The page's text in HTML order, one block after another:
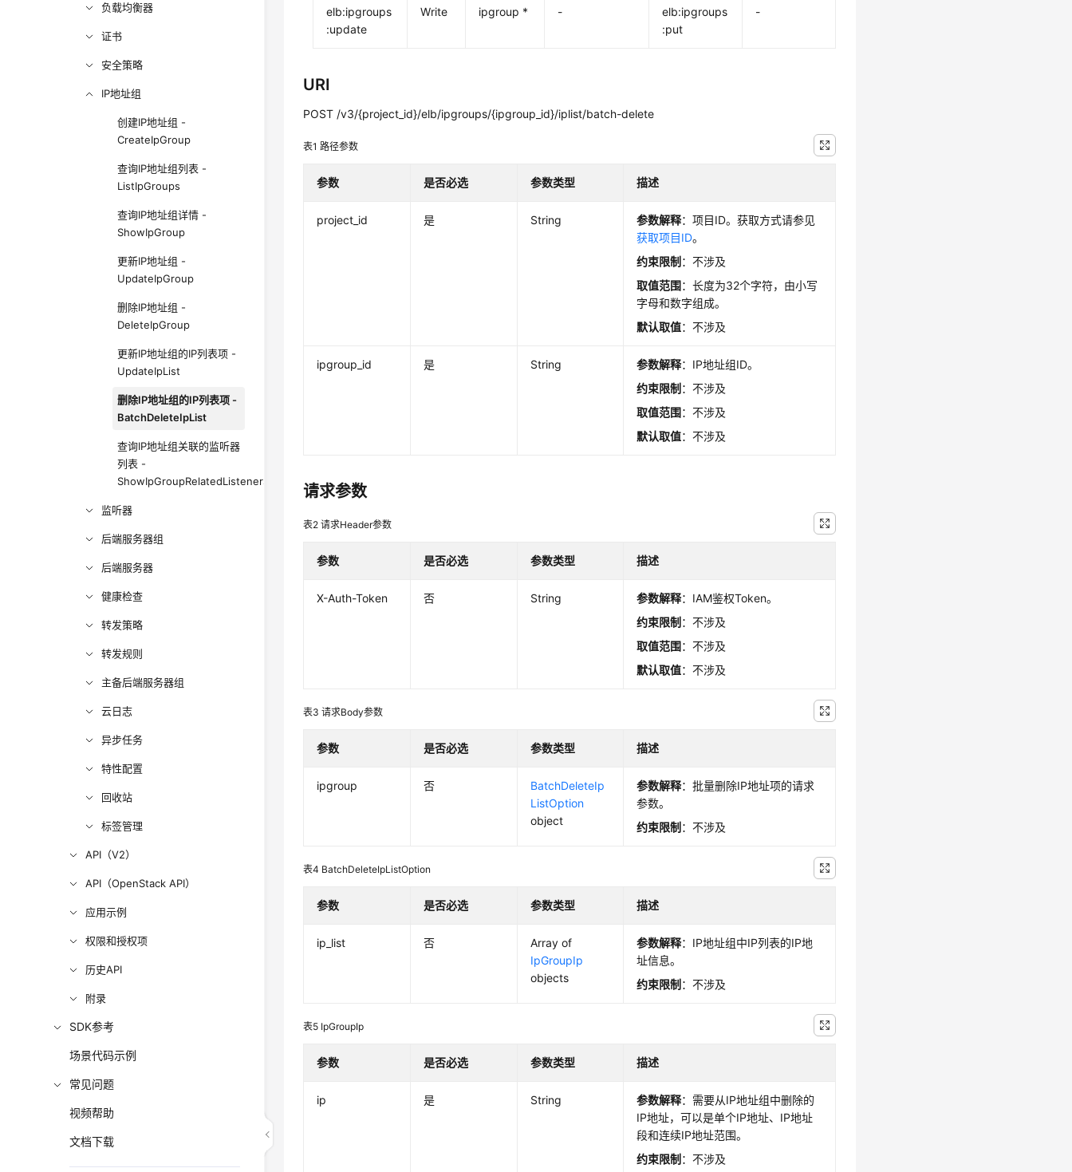
负载均衡器
证书
安全策略
IP地址组
创建IP地址组 -
CreateIpGroup
查询IP地址组列表 -
ListIpGroups
查询IP地址组详情 -
ShowIpGroup
更新IP地址组 -
UpdateIpGroup
删除IP地址组 -
DeleteIpGroup
更新IP地址组的IP列表项 -
UpdateIpList
删除IP地址组的IP列表项 -
BatchDeleteIpList
查询IP地址组关联的监听器
列表 -
ShowIpGroupRelatedListeners
监听器
后端服务器组
后端服务器
健康检查
转发策略
转发规则
主备后端服务器组
云日志
异步任务
特性配置
回收站
标签管理
API（V2）
API（OpenStack API）
应用示例
权限和授权项
历史API
附录
SDK参考
场景代码示例
常见问题
视频帮助
文档下载
elb:ipgroups
:update
Write ipgroup * -
elb:ipgroups
:put
-
URI
POST /v3/{project_id}/elb/ipgroups/{ipgroup_id}/iplist/batch-delete
表1路径参数
参数 是否必选 参数类型 描述
project_id 是 String 参数解释：项目ID。获取方式请参见
获取项目ID。
约束限制 ：不涉及
取值范围：长度为32个字符，由小写
字母和数字组成。
默认取值：不涉及
ipgroup_id 是 String 参数解释：IP地址组ID。
约束限制 ：不涉及
取值范围：不涉及
默认取值：不涉及
请求参数
表2请求Header参数
参数 是否必选 参数类型 描述
X-Auth-Token 否 String 参数解释：IAM鉴权Token。
约束限制 ：不涉及
取值范围：不涉及
默认取值：不涉及
表3请求Body参数
参数 是否必选 参数类型 描述
ipgroup 否
BatchDeleteIp
ListOption
object
参数解释：批量删除IP地址项的请求
参数。
约束限制 ：不涉及
表4 BatchDeleteIpListOption
参数 是否必选 参数类型 描述
ip_list 否
Array of
IpGroupIp
objects
参数解释：IP地址组中IP列表的IP地
址信息。
约束限制 ：不涉及
表5 IpGroupIp
参数 是否必选 参数类型 描述
ip 是 String 参数解释：需要从IP地址组中删除的
IP地址，可以是单个IP地址、IP地址
段和连续IP地址范围。
约束限制 ：不涉及